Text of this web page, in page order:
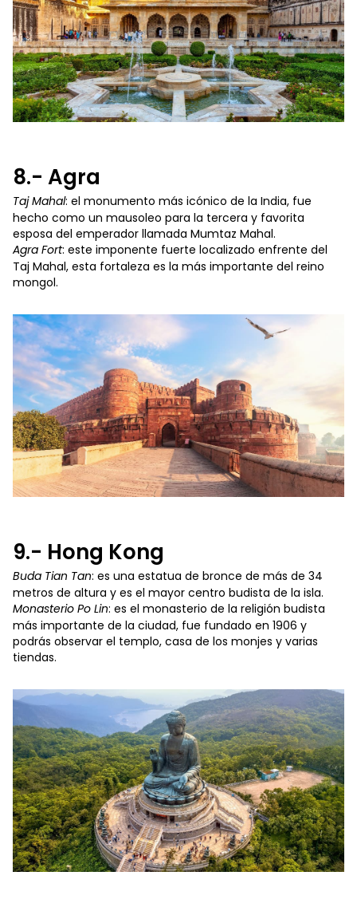
8.- Agra
Taj Mahal: el monumento más icónico de la India, fue
hecho como un mausoleo para la tercera y favorita
esposa del emperador llamada Mumtaz Mahal.
Agra Fort: este imponente fuerte localizado enfrente del
Taj Mahal, esta fortaleza es la más importante del reino
mongol.
9.- Hong Kong
Buda Tian Tan: es una estatua de bronce de más de 34
metros de altura y es el mayor centro budista de la isla.
Monasterio Po Lin: es el monasterio de la religión budista
más importante de la ciudad, fue fundado en 1906 y
podrás observar el templo, casa de los monjes y varias
tiendas.